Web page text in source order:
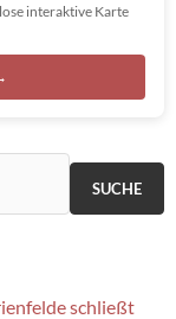
interaktive Karte
schließt